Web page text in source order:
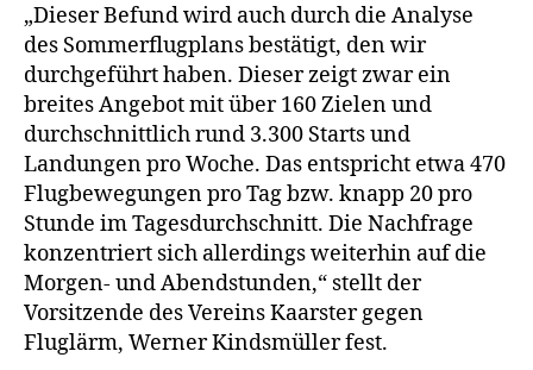
„Dieser Befund wird auch durch die Analyse
des Sommerflugplans bestätigt, den wir
durchgeführt haben. Dieser zeigt zwar ein
breites Angebot mit über 160 Zielen und
durchschnittlich rund 3.300 Starts und
Landungen pro Woche. Das entspricht etwa 470
Flugbewegungen pro Tag bzw. knapp 20 pro
Stunde im Tagesdurchschnitt. Die Nachfrage
konzentriert sich allerdings weiterhin auf die
Morgen- und Abendstunden,“ stellt der
Vorsitzende des Vereins Kaarster gegen
Fluglärm, Werner Kindsmüller fest.